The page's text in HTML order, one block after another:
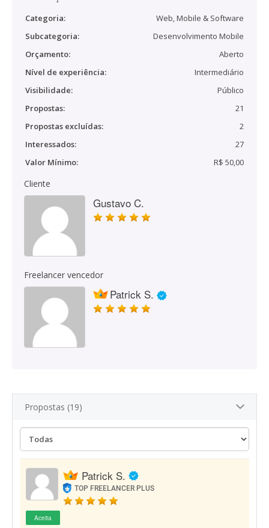
Categoria:
Web, Mobile & Software
Subcategoria:
Desenvolvimento Mobile
Orçamento:
Aberto
Nível de experiência:
Intermediário
Visibilidade:
Público
Propostas:
21
Propostas excluídas:
2
Interessados:
27
Valor Mínimo:
R$ 50,00
Cliente
Gustavo C.
Freelancer vencedor
Patrick S.
Propostas (19)
Patrick S.
TOP FREELANCER PLUS
Aceita